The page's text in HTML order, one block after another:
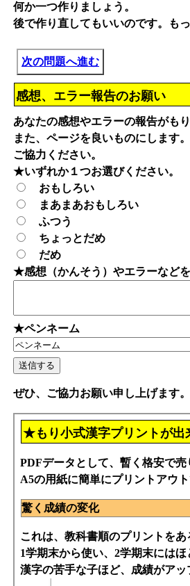
何か一つ作りましょう。
後で作り直してもいいのです。も
次の問題へ進む
感想、エラー報告のお願い
あなたの感想やエラーの報告がも
また、ページを良いものにします。
ご協力ください。
★いずれか１つお選びください。
おもしろい
まあまあおもしろい
ふつう
ちょっとだめ
だめ
★感想（かんそう）やエラーなどを
★ペンネーム
ぜひ、ご協力お願い申し上げます。